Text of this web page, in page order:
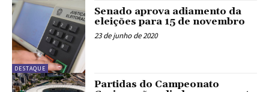
DESTAQUE
Senado aprova adiamento da
eleições para 15 de novembro
23 de junho de 2020
Partidas do Campeonato